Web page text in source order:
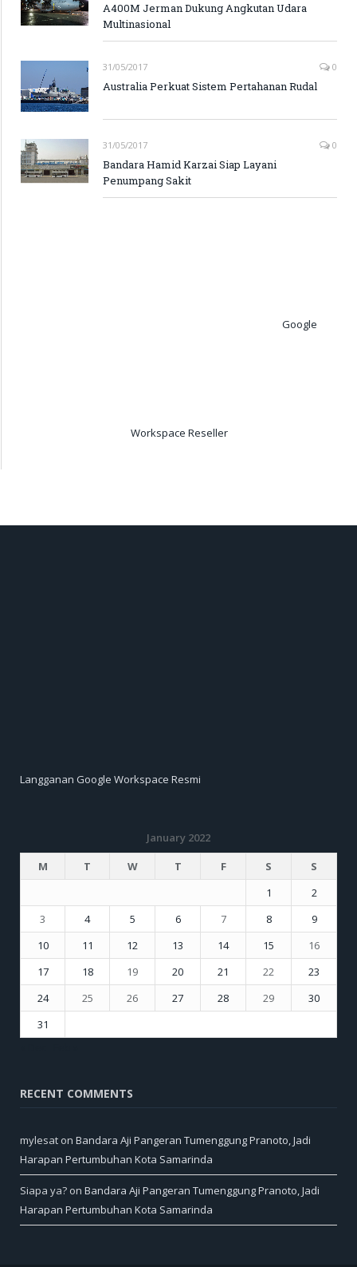
A400M Jerman Dukung Angkutan Udara
Multinasional
31/05/2017 0
Australia Perkuat Sistem Pertahanan Rudal
31/05/2017 0
Bandara Hamid Karzai Siap Layani
Penumpang Sakit
Google
Workspace Reseller
Langganan Google Workspace Resmi
January 2022
M
T W T F S
S
1
2
3
4 5 6 7 8
9
10
11 12 13 14 15
16
17
18 19 20 21 22
23
24
25 26 27 28 29
30
31
RECENT COMMENTS
mylesat on Bandara Aji Pangeran Tumenggung Pranoto, Jadi
Harapan Pertumbuhan Kota Samarinda
Siapa ya? on Bandara Aji Pangeran Tumenggung Pranoto, Jadi
Harapan Pertumbuhan Kota Samarinda